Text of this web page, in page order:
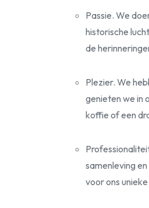
Passie. We
historische
de
Plezier. We
genieten we in
koffie of een
samenleving
voor ons